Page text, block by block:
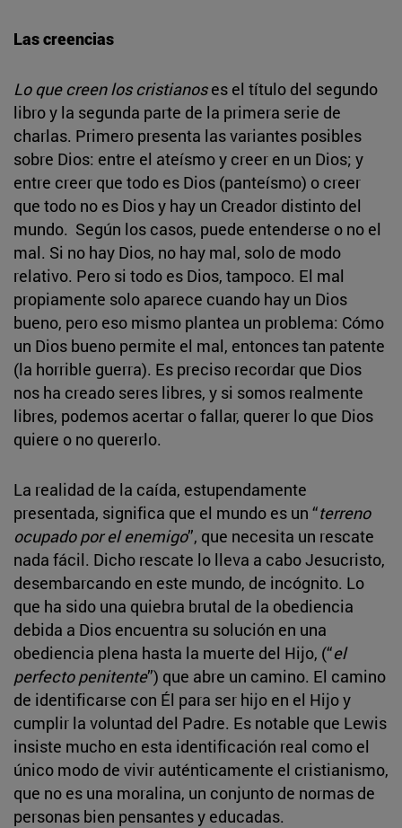
Las creencias
Lo que creen los cristianoses el título del segundo
libro y la segunda parte de la primera serie de
charlas. Primero presenta las variantes posibles
sobre Dios: entre el ateísmo y creer en un Dios; y
entre creer que todo es Dios (panteísmo) o creer
que todo no es Dios y hay un Creador distinto del
mundo. Según los casos, puede entenderse o no el
mal. Si no hay Dios, no hay mal, solo de modo
relativo. Pero si todo es Dios, tampoco. El mal
propiamente solo aparece cuando hay un Dios
bueno, pero eso mismo plantea un problema: Cómo
un Dios bueno permite el mal, entonces tan patente
(la horrible guerra). Es preciso recordar que Dios
nos ha creado seres libres, y si somos realmente
libres, podemos acertar o fallar, querer lo que Dios
quiere o no quererlo.
La realidad de la caída, estupendamente
presentada, significa que el mundo es un “terreno
ocupado por el enemigo”, que necesita un rescate
nada fácil. Dicho rescate lo lleva a cabo Jesucristo,
desembarcando en este mundo, de incógnito. Lo
que ha sido una quiebra brutal de la obediencia
debida a Dios encuentra su solución en una
obediencia plena hasta la muerte del Hijo, (“el
perfecto penitente”) que abre un camino. El camino
de identificarse con Él para ser hijo en el Hijo y
cumplir la voluntad del Padre. Es notable que Lewis
insiste mucho en esta identificación real como el
único modo de vivir auténticamente el cristianismo,
que no es una moralina, un conjunto de normas de
personas bien pensantes y educadas.